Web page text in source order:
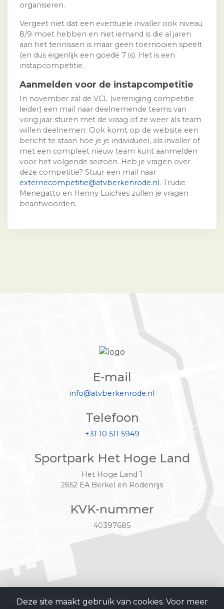
organiseren.
Vergeet niet dat een eventuele invaller ook niveau
8/9 moet hebben en niet iemand is die al jaren
aan het tennissen is maar geen toernooien speelt
(en dus eigenlijk een goede 7 is). Het is een
instapcompetitie.
Aanmelden voor de instapcompetitie
In november zal de VCL (vereniging competitie
leider) een mail naar deelnemende teams van
vorig jaar sturen met de vraag of ze weer als team
willen deelnemen. Ook komt op de website een
bericht te staan hoe je je individueel, als invaller of
met een compleet nieuw team kunt aanmelden
voor het volgende seizoen. Heb je vragen over
deze competitie? Stuur een mail naar
externecompetitie@atvberkenrode.nl. Trudie
Menegatto en Henny Luichies zullen je vragen
beantwoorden.
E-mail
info@atvberkenrode.nl
Telefoon
+31 10 511 5949
Sportpark Het Hoge Land
Het Hoge Land 1
2652 EA Berkel en Rodenrijs
KVK-nummer
40397685
Copyright 2026 © A.T.V. Berkenrode - Powered by KNLTB.Club -
Deze site maakt gebruik van cookies. Voor meer